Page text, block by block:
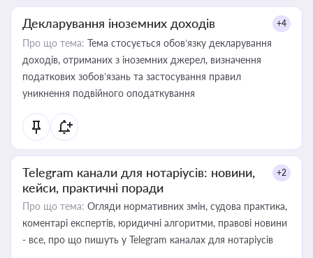
Декларування іноземних доходів +4
Про що тема: Тема стосується обов’язку декларування
доходів, отриманих з іноземних джерел, визначення
податкових зобов’язань та застосування правил
уникнення подвійного оподаткування
Telegram канали для нотаріусів: новини,
кейси, практичні поради
+2
Про що тема: Огляди нормативних змін, судова практика,
коментарі експертів, юридичні алгоритми, правові новини
- все, про що пишуть у Telegram каналах для нотаріусів